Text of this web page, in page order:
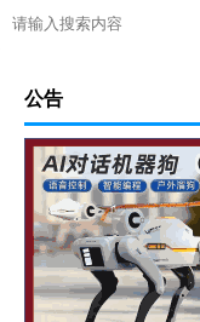
公告